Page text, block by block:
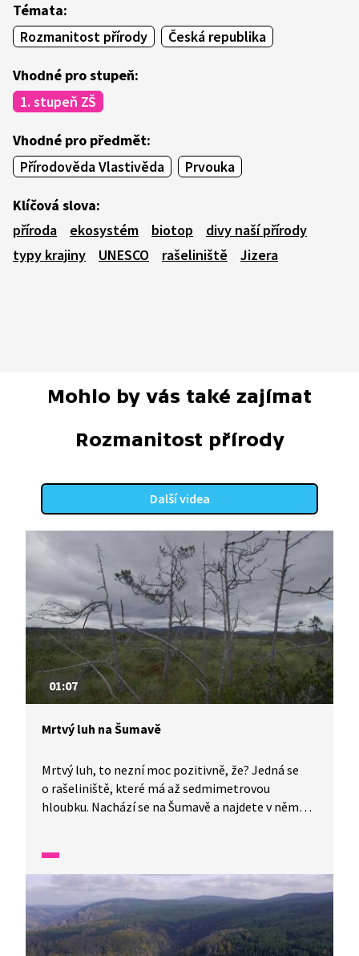
Témata:
Rozmanitost přírody
Česká republika
Vhodné pro stupeň:
1. stupeň ZŠ
Vhodné pro předmět:
Přírodověda Vlastivěda
Prvouka
Klíčová slova:
příroda
ekosystém biotop
divy naší přírody
typy krajiny
UNESCO rašeliniště Jizera
Mohlo by vás také zajímat
Rozmanitost přírody
Další videa
01:07
Mrtvý luh na Šumavě
Mrtvý luh, to nezní moc pozitivně, že? Jedná se
o rašeliniště, které má až sedmimetrovou
hloubku. Nachází se na Šumavě a najdete v něm
vám představíme malé zázraky naší flóry a fauny.